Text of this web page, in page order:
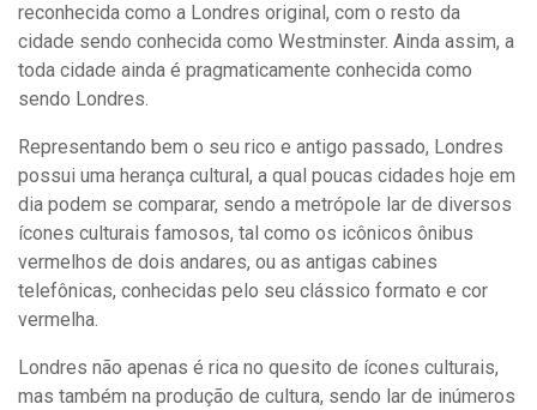
reconhecida como a Londres original, com o resto da
cidade sendo conhecida como Westminster. Ainda assim, a
toda cidade ainda é pragmaticamente conhecida como
sendo Londres.
Representando bem o seu rico e antigo passado, Londres
possui uma herança cultural, a qual poucas cidades hoje em
dia podem se comparar, sendo a metrópole lar de diversos
ícones culturais famosos, tal como os icônicos ônibus
vermelhos de dois andares, ou as antigas cabines
telefônicas, conhecidas pelo seu clássico formato e cor
vermelha.
Londres não apenas é rica no quesito de ícones culturais,
mas também na produção de cultura, sendo lar de inúmeros